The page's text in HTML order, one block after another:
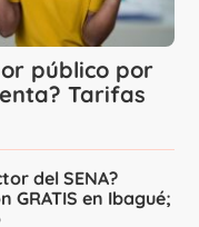
público por
Tarifas
del SENA?
en Ibagué;